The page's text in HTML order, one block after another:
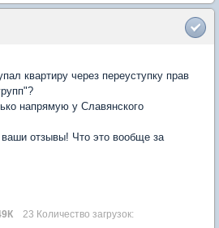
квартиру через переуступку прав
напрямую у Славянского
отзывы! Что это вообще за
23 Количество загрузок: